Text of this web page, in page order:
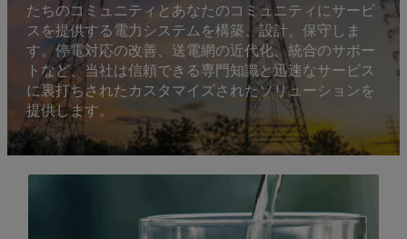
たちのコミュニティとあなたのコミュニティにサービ
スを提供する電力システムを構築、設計、保守しま
す。停電対応の改善、送電網の近代化、統合のサポー
トなど、当社は信頼できる専門知識と迅速なサービス
に裏打ちされたカスタマイズされたソリューションを
提供します。